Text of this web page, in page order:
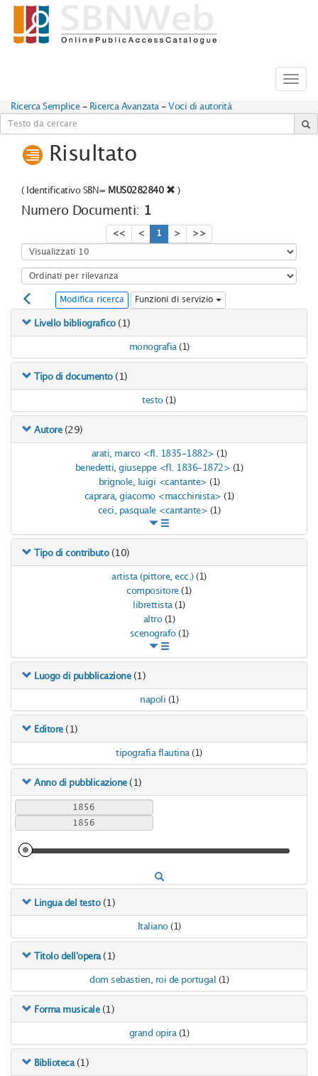
Ricerca Semplice - Ricerca Avanzata - Voci di autorità
Risultato
( Identificativo SBN= MUS0282840 )
Numero Documenti: 1
<< < 1 > >>
Modifica ricerca Funzioni di servizio
Livello bibliografico (1)
monografia (1)
Tipo di documento (1)
testo (1)
Autore (29)
arati, marco <fl. 1835-1882> (1)
benedetti, giuseppe <fl. 1836-1872> (1)
brignole, luigi <cantante> (1)
caprara, giacomo <macchinista> (1)
ceci, pasquale <cantante> (1)
Tipo di contributo (10)
artista (pittore, ecc.) (1)
compositore (1)
librettista (1)
altro (1)
scenografo (1)
Luogo di pubblicazione (1)
napoli (1)
Editore (1)
tipografia flautina (1)
Anno di pubblicazione (1)
Lingua del testo (1)
Italiano (1)
Titolo dell'opera (1)
dom sebastien, roi de portugal (1)
Forma musicale (1)
grand opira (1)
Biblioteca (1)